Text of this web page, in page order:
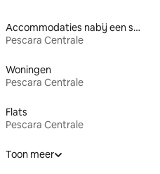
Accommodaties nabij een strand
Pescara Centrale
Woningen
Pescara Centrale
Flats
Pescara Centrale
Toon meer